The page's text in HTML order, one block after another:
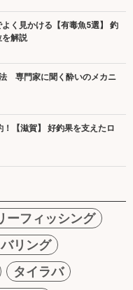
よく見かける【有毒魚5選】 釣
を解説
専門家に聞く酔いのメカニ
【滋賀】 好釣果を支えたロ
ーフィッシング
リング
タイラバ